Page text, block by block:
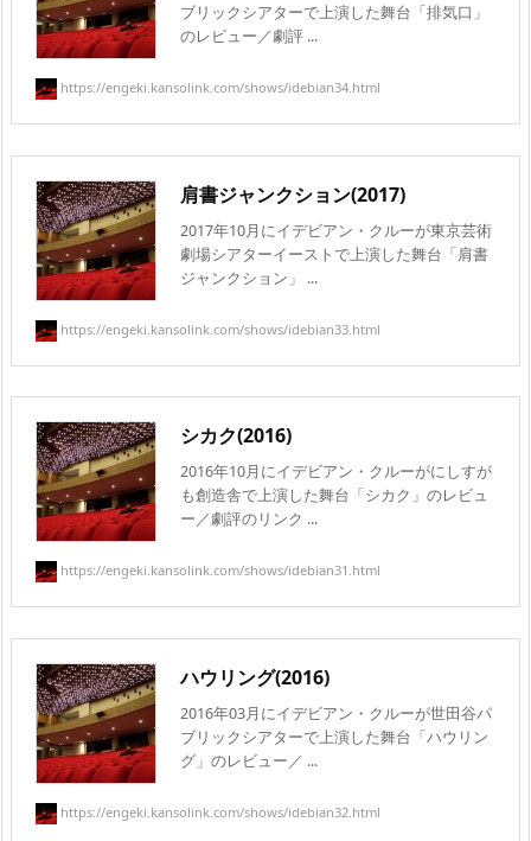
ブリックシアターで上演した舞台「排気口」
のレビュー／劇評 ...
https://engeki.kansolink.com/shows/idebian34.html
肩書ジャンクション(2017)
2017年10月にイデビアン・クルーが東京芸術
劇場シアターイーストで上演した舞台「肩書
ジャンクション」 ...
https://engeki.kansolink.com/shows/idebian33.html
シカク(2016)
2016年10月にイデビアン・クルーがにしすが
も創造舎で上演した舞台「シカク」のレビュ
ー／劇評のリンク ...
https://engeki.kansolink.com/shows/idebian31.html
ハウリング(2016)
2016年03月にイデビアン・クルーが世田谷パ
ブリックシアターで上演した舞台「ハウリン
グ」のレビュー／ ...
https://engeki.kansolink.com/shows/idebian32.html